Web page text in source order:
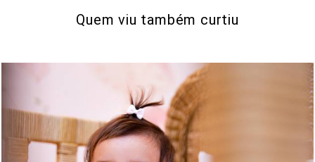
Quem viu também curtiu